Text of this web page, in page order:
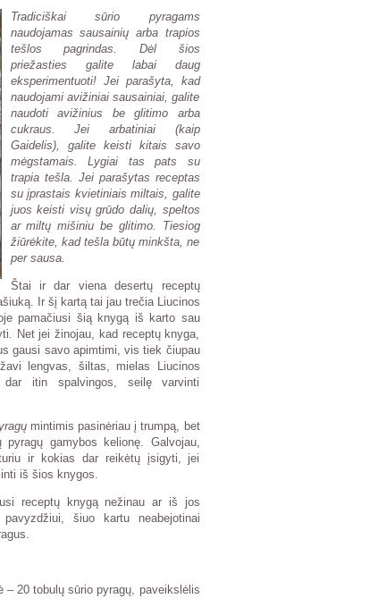
Tradiciškai sūrio pyragams
naudojamas sausainių arba trapios
tešlos pagrindas. Dėl šios
priežasties galite labai daug
eksperimentuoti! Jei parašyta, kad
naudojami avižiniai sausainiai, galite
naudoti avižinius be glitimo arba
cukraus. Jei arbatiniai (kaip
Gaidelis), galite keisti kitais savo
mėgstamais. Lygiai tas pats su
trapia tešla. Jei parašytas receptas
su įprastais kvietiniais miltais, galite
juos keisti visų grūdo dalių, speltos
ar miltų mišiniu be glitimo. Tiesiog
žiūrėkite, kad tešla būtų minkšta, ne
per sausa.
Štai ir dar viena desertų receptų
Ir šį kartą tai jau trečia Liucinos
pamačiusi šią knygą iš karto sau
Net jei žinojau, kad receptų knyga,
gausi savo apimtimi, vis tiek čiupau
lengvas, šiltas, mielas Liucinos
itin spalvingos, seilę varvinti
mintimis pasinėriau į trumpą, bet
gamybos kelionę. Galvojau,
ir kokias dar reikėtų įsigyti, jei
iš šios knygos.
receptų knygą nežinau ar iš jos
šiuo kartu neabejotinai
20 tobulų sūrio pyragų, paveikslėlis